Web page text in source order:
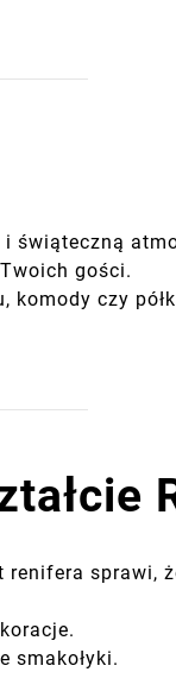
świąteczną
gości.
komody czy
sprawi,
smakołyki.